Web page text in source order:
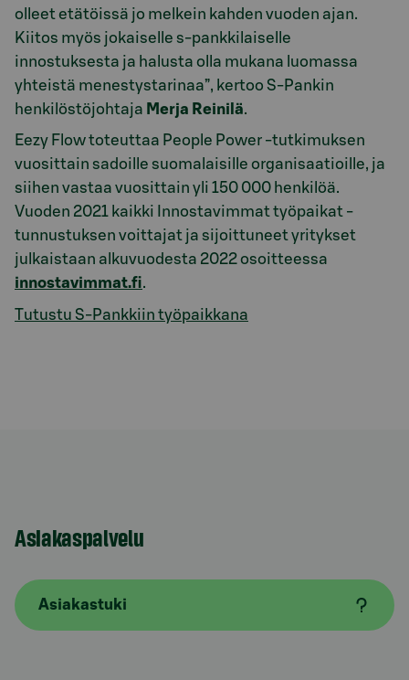
olleet etätöissä jo melkein kahden vuoden ajan.
Kiitos myös jokaiselle s-pankkilaiselle
innostuksesta ja halusta olla mukana luomassa
yhteistä menestystarinaa”, kertoo S-Pankin
henkilöstöjohtaja Merja Reinilä.
Eezy Flow toteuttaa People Power -tutkimuksen
vuosittain sadoille suomalaisille organisaatioille, ja
siihen vastaa vuosittain yli 150 000 henkilöä.
Vuoden 2021 kaikki Innostavimmat työpaikat -
tunnustuksen voittajat ja sijoittuneet yritykset
julkaistaan alkuvuodesta 2022 osoitteessa
innostavimmat.fi.
Tutustu S-Pankkiin työpaikkana
Asiakaspalvelu
Asiakastuki